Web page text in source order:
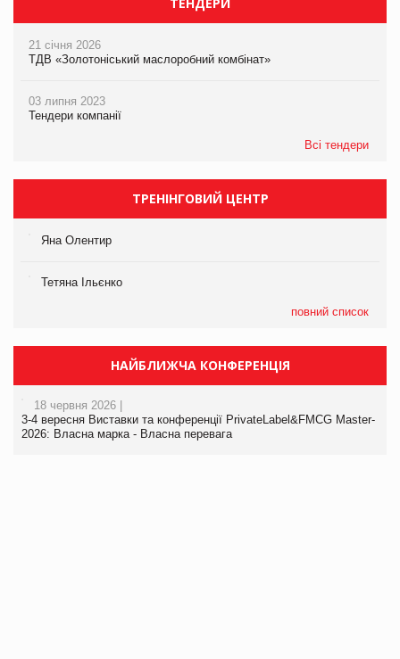
21 січня 2026
ТДВ «Золотоніський маслоробний комбінат»
03 липня 2023
Тендери компанії
Всі тендери
ТРЕНІНГОВИЙ ЦЕНТР
Яна Олентир
Тетяна Ільєнко
повний список
НАЙБЛИЖЧА КОНФЕРЕНЦІЯ
18 червня 2026 |
3-4 вересня Виставки та конференції PrivateLabel&FMCG Master-
2026: Власна марка - Власна перевага